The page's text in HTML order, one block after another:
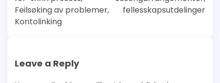
Feilsøking av problemer,
Kontolinking
fellesskapsutdelinger
Leave a Reply